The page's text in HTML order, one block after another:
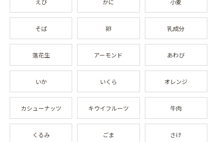
そば 卵 乳成分
落花生 アーモンド あわび
いか いくら オレンジ
カシューナッツ キウイフルーツ 牛肉
くるみ ごま さけ